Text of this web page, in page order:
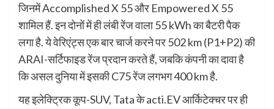
जिनमें Accomplished X 55 और Empowered X 55
शामिल हैं. इन दोनों में ही लंबी रेंज वाला 55 kWh का बैटरी पैक
लगा है. ये वेरिएंट्स एक बार चार्ज करने पर 502 km (P1+P2) की
ARAI-सर्टिफाइड रेंज प्रदान करते हैं, जबकि कंपनी का दावा है
कि असल दुनिया में इसकी C75 रेंज लगभग 400 km है.
यह इलेक्ट्रिक कूप-SUV, Tata के acti.EV आर्किटेक्चर पर ही